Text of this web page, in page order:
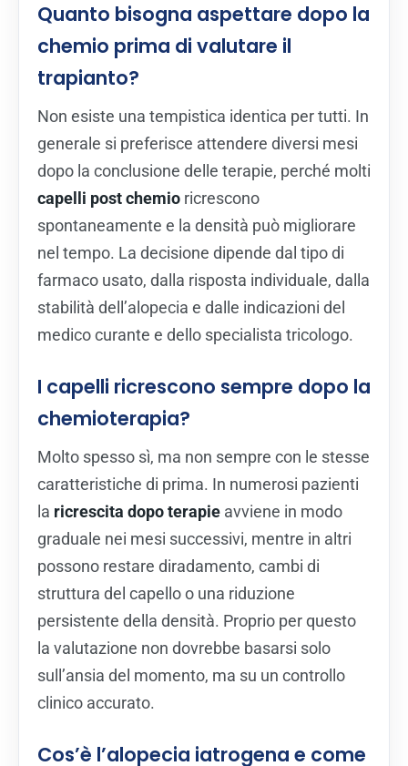
Quanto bisogna aspettare dopo la
chemio prima di valutare il
trapianto?
Non esiste una tempistica identica per tutti. In
generale si preferisce attendere diversi mesi
dopo la conclusione delle terapie, perché molti
capelli post chemio ricrescono
spontaneamente e la densità può migliorare
nel tempo. La decisione dipende dal tipo di
farmaco usato, dalla risposta individuale, dalla
stabilità dell’alopecia e dalle indicazioni del
medico curante e dello specialista tricologo.
I capelli ricrescono sempre dopo la
chemioterapia?
Molto spesso sì, ma non sempre con le stesse
caratteristiche di prima. In numerosi pazienti
la ricrescita dopo terapie avviene in modo
graduale nei mesi successivi, mentre in altri
possono restare diradamento, cambi di
struttura del capello o una riduzione
persistente della densità. Proprio per questo
la valutazione non dovrebbe basarsi solo
sull’ansia del momento, ma su un controllo
clinico accurato.
Cos’è l’alopecia iatrogena e come